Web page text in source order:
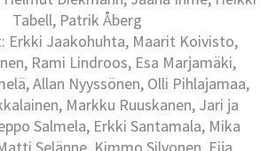
Tabell, Patrik Åberg
Erkki Jaakohuhta, Maarit Koivisto,
Rami Lindroos, Esa Marjamäki,
Allan Nyyssönen, Olli Pihlajamaa,
Markku Ruuskanen, Jari ja
Salmela, Erkki Santamala, Mika